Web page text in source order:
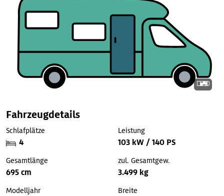
Fahrzeugdetails
Schlafplätze
4
Leistung
103 kW / 140 PS
Gesamtlänge
695 cm
zul. Gesamtgew.
3.499 kg
Modelljahr Breite